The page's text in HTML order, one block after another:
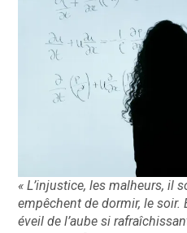
« L’injustice, les malheurs, il
empêchent de dormir, le soir.
éveil de l’aube si